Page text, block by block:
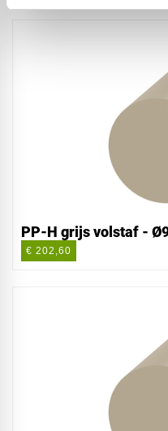
PP-H grijs volstaf -
€ 202,60